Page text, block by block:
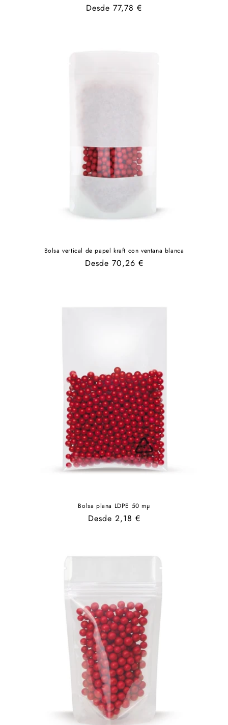
Precio
Desde 77,78 €
Bolsa vertical de papel kraft con ventana blanca
Precio
Desde 70,26 €
Bolsa plana LDPE 50 mµ
Precio
Desde 2,18 €